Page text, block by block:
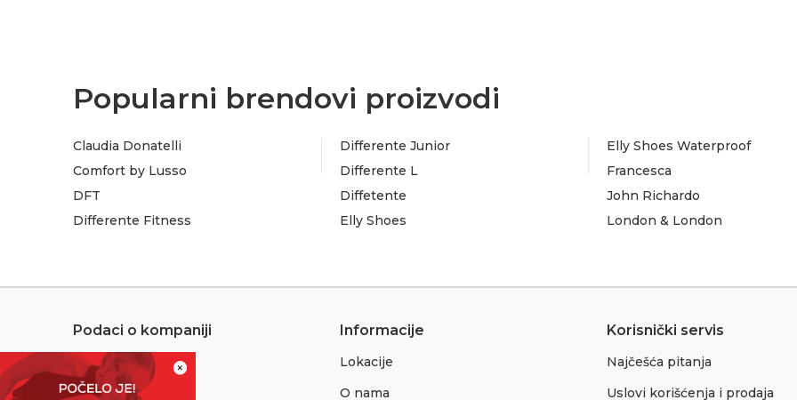
×
Popularni brendovi proizvodi
Claudia Donatelli
Comfort by Lusso
DFT
Differente Fitness
Differente Junior
Differente L
Diffetente
Elly Shoes
Elly Shoes Waterproof
Francesca
John Richardo
London & London
Podaci o kompaniji
Adresa:
Sremska 1
Informacije
Lokacije
O nama
Korisnički servis
Najčešća pitanja
Uslovi korišćenja i prodaja